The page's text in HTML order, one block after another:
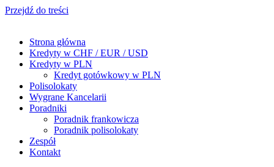
Przejdź do treści
Strona główna
Kredyty w CHF / EUR / USD
Kredyty w PLN
Kredyt gotówkowy w PLN
Polisolokaty
Wygrane Kancelarii
Poradniki
Poradnik frankowicza
Poradnik polisolokaty
Zespół
Kontakt